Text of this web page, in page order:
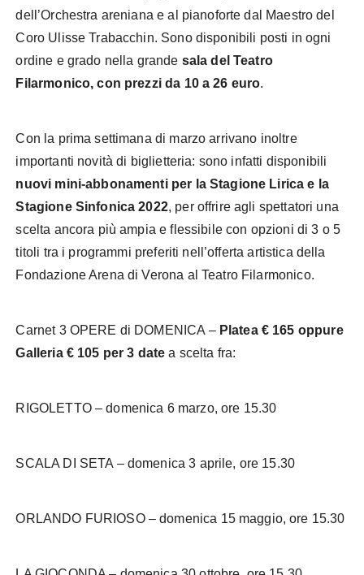
dell’Orchestra areniana e al pianoforte dal Maestro del
Coro Ulisse Trabacchin. Sono disponibili posti in ogni
ordine e grado nella grande sala del Teatro
Filarmonico, con prezzi da 10 a 26 euro.
Con la prima settimana di marzo arrivano inoltre
importanti novità di biglietteria: sono infatti disponibili
nuovi mini-abbonamenti per la Stagione Lirica e la
Stagione Sinfonica 2022, per offrire agli spettatori una
scelta ancora più ampia e flessibile con opzioni di 3 o 5
titoli tra i programmi preferiti nell’offerta artistica della
Fondazione Arena di Verona al Teatro Filarmonico.
Carnet 3 OPERE di DOMENICA – Platea € 165 oppure
Galleria € 105 per 3 date a scelta fra:
RIGOLETTO – domenica 6 marzo, ore 15.30
SCALA DI SETA – domenica 3 aprile, ore 15.30
ORLANDO FURIOSO – domenica 15 maggio, ore 15.30